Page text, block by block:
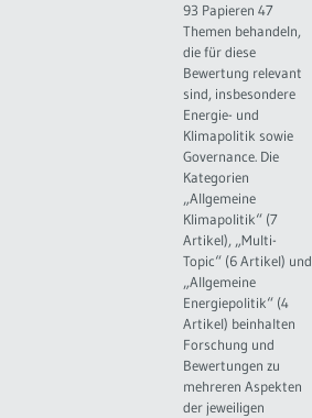
93 Papieren 47
Themen behandeln,
die für diese
Bewertung relevant
sind, insbesondere
Energie- und
Klimapolitik sowie
Governance. Die
Kategorien
„Allgemeine
Klimapolitik“ (7
Artikel), „Multi-
Topic“ (6 Artikel) und
„Allgemeine
Energiepolitik“ (4
Artikel) beinhalten
Forschung und
Bewertungen zu
mehreren Aspekten
der jeweiligen